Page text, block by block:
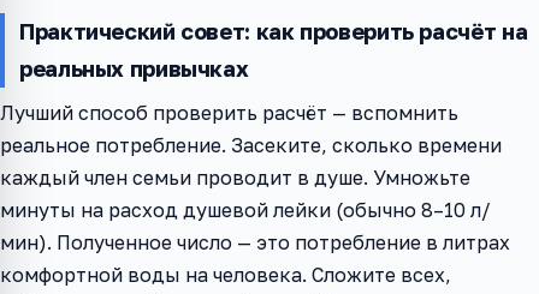
Практический совет: как проверить расчёт на
реальных привычках
Лучший способ проверить расчёт — вспомнить
реальное потребление. Засеките, сколько времени
каждый член семьи проводит в душе. Умножьте
минуты на расход душевой лейки (обычно 8–10 л/
мин). Полученное число — это потребление в литрах
комфортной воды на человека. Сложите всех,